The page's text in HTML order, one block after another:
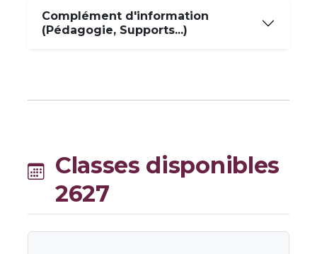
Complément d'information
(Pédagogie, Supports...)
Classes disponibles
2627